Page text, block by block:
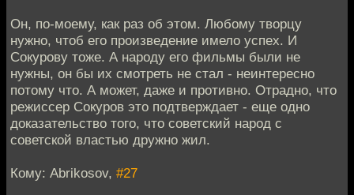
Он, по-моему, как раз об этом. Любому творцу
нужно, чтоб его произведение имело успех. И
Сокурову тоже. А народу его фильмы были не
нужны, он бы их смотреть не стал - неинтересно
потому что. А может, даже и противно. Отрадно, что
режиссер Сокуров это подтверждает - еще одно
доказательство того, что советский народ с
советской властью дружно жил.
Кому: Abrikosov, #27